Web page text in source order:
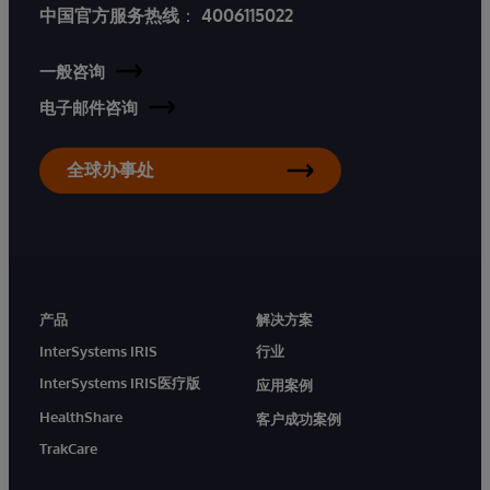
中国官方服务热线 ： 4006115022
一般咨询
电子邮件咨询
全球办事处
产品
InterSystems IRIS
InterSystems IRIS医疗版
HealthShare
TrakCare
解决方案
行业
应用案例
客户成功案例